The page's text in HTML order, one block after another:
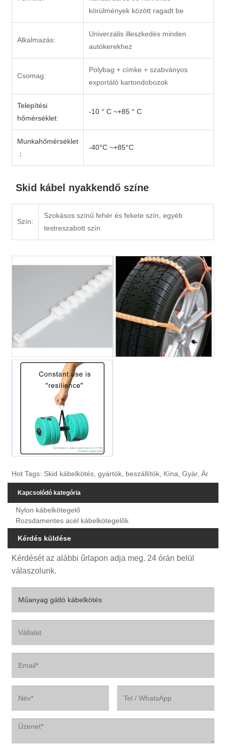
körülmények között ragadt be
Alkalmazás:
Univerzális illeszkedés minden
autókerekhez
Csomag:
Polybag + címke + szabványos
exportáló kartondobozok
Telepítési
hőmérséklet:
-10 ° C ~+85 ° C
Munkahőmérséklet
：
-40°C ~+85°C
Skid kábel nyakkendő színe
Szín:
Szokásos színű fehér és fekete szín, egyéb
testreszabott szín
Hot Tags: Skid kábelkötés, gyártók, beszállítók, Kína, Gyár, Ár
Kapcsolódó kategória
Nylon kábelkötegelő
Rozsdamentes acél kábelkötegelők
Kérdés küldése
Kérdését az alábbi űrlapon adja meg. 24 órán belül
válaszolunk.